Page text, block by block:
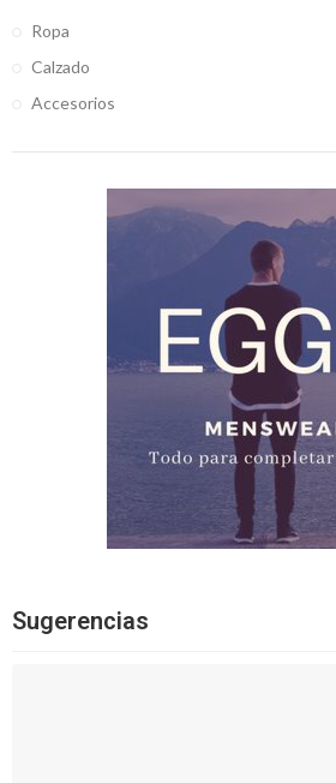
Ropa
Calzado
Accesorios
Sugerencias